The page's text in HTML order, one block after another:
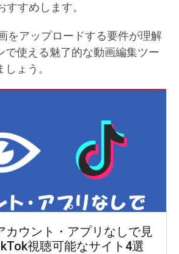
すすめします。
をアップロードする要件が理解
で使える魅了的な動画編集ツー
ょう。
カウント・アプリなしで見
視聴可能なサイト4選